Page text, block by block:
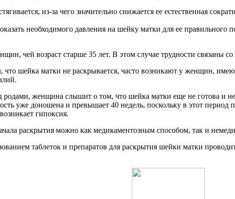
из-за чего значительно снижается ее естественная
необходимого давления на шейку матки для ее правильного
чей возраст старше 35 лет. В этом случае трудности связаны
что шейка матки не раскрывается, часто возникают у женщин,
родами, женщина слышит о том, что шейка матки еще не готова и
уже доношена и превышает 40 недель, поскольку в этот
гипоксия.
раскрытия можно как медикаментозным способом, так и
таблеток и препаратов для раскрытия шейки матки